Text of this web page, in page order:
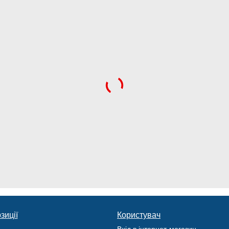
Користувач